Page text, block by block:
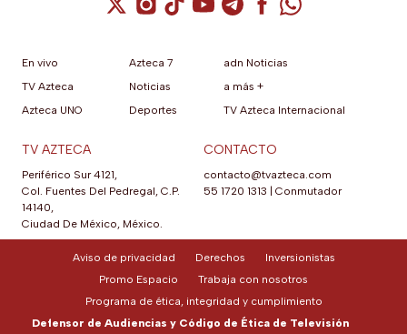
En vivo
TV Azteca
Azteca UNO
Azteca 7
Noticias
Deportes
adn Noticias
a más +
TV Azteca Internacional
TV AZTECA
Periférico Sur 4121,
Col. Fuentes Del Pedregal, C.P.
14140,
Ciudad De México, México.
CONTACTO
contacto@tvazteca.com
55 1720 1313
Conmutador
Aviso de privacidad Derechos
Inversionistas
Promo Espacio
Trabaja con nosotros
Programa de ética, integridad y cumplimiento
Defensor de Audiencias y Código de Ética de Televisión